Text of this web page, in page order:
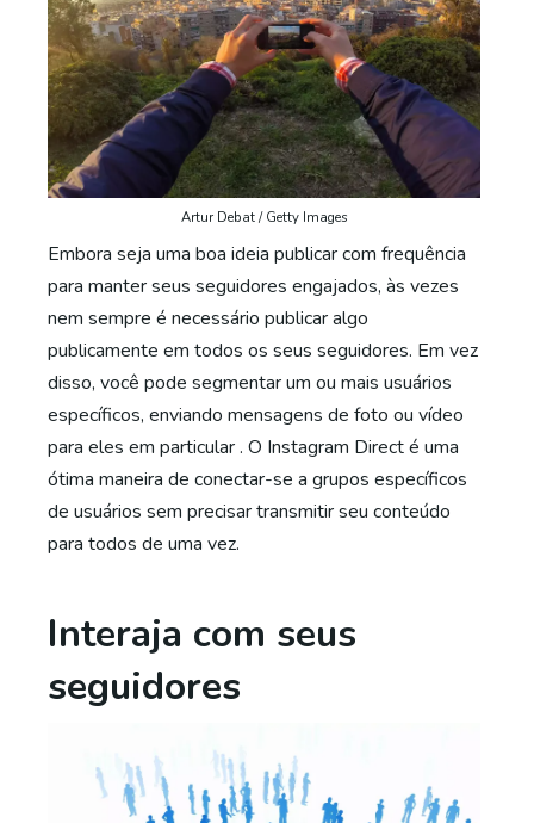
Artur Debat / Getty Images
Embora seja uma boa ideia publicar com frequência
para manter seus seguidores engajados, às vezes
nem sempre é necessário publicar algo
publicamente em todos os seus seguidores. Em vez
disso, você pode segmentar um ou mais usuários
específicos, enviando mensagens de foto ou vídeo
para eles em particular . O Instagram Direct é uma
ótima maneira de conectar-se a grupos específicos
de usuários sem precisar transmitir seu conteúdo
para todos de uma vez.
Interaja com seus
seguidores